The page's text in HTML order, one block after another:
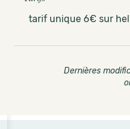
tarif unique 6€ sur
Dernières